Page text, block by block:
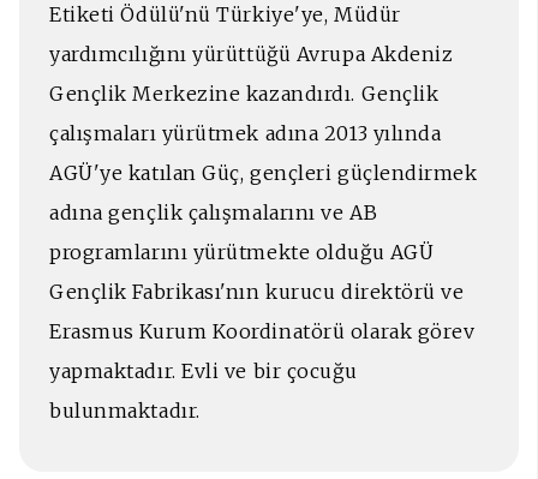
Etiketi Ödülü'nü Türkiye'ye, Müdür
yardımcılığını yürüttüğü Avrupa Akdeniz
Gençlik Merkezine kazandırdı. Gençlik
çalışmaları yürütmek adına 2013 yılında
AGÜ'ye katılan Güç, gençleri güçlendirmek
adına gençlik çalışmalarını ve AB
programlarını yürütmekte olduğu AGÜ
Gençlik Fabrikası'nın kurucu direktörü ve
Erasmus Kurum Koordinatörü olarak görev
yapmaktadır. Evli ve bir çocuğu
bulunmaktadır.